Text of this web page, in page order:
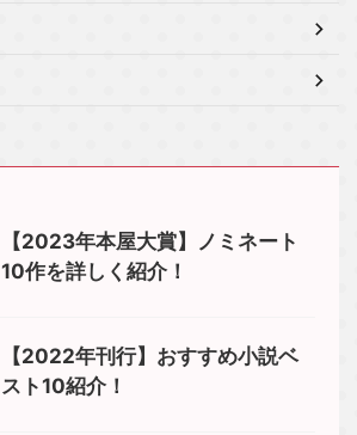
【2023年本屋大賞】ノミネート
10作を詳しく紹介！
【2022年刊行】おすすめ小説ベ
スト10紹介！